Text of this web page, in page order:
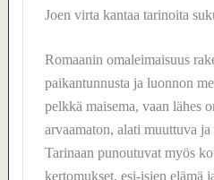
Joen virta kantaa tarinoita
Romaanin omaleimaisuus
paikantunnusta ja luonnon
pelkkä maisema, vaan lähes
arvaamaton, alati muuttuva
Tarinaan punoutuvat myös
kertomukset, esi-isien elämä